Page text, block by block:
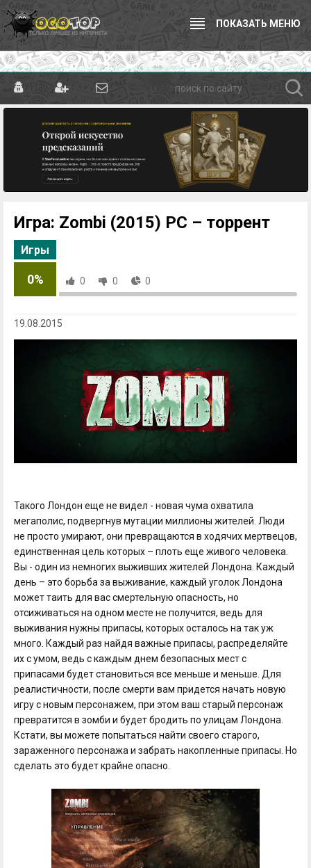
ПОКАЗАТЬ МЕНЮ
Игра: Zombi (2015) PC – торрент
Игры
0% 0 0 0
19.08.2015
Такого Лондон еще не видел - новая чума охватила
мегаполис, подвергнув мутации миллионы жителей. Люди
не просто умирают, они превращаются в ходячих мертвецов,
единственная цель которых – плоть еще живого человека.
Вы - один из немногих выживших жителей Лондона. Каждый
день – это борьба за выживание, каждый уголок Лондона
может таить для вас смертельную опасность, но
отсиживаться на одном месте не получится, ведь для
выживания нужны припасы, которых осталось на так уж
много. Каждый раз найдя важные припасы, распределяйте
их с умом, ведь с каждым днем безопасных мест с
припасами будет становиться все меньше и меньше. Для
реалистичности, после смерти вам придется начать новую
игру с новым персонажем, при этом ваш старый персонаж
превратится в зомби и будет бродить по улицам Лондона.
Кстати, вы можете попытаться найти своего старого,
зараженного персонажа и забрать накопленные припасы. Но
сделать это будет крайне опасно.